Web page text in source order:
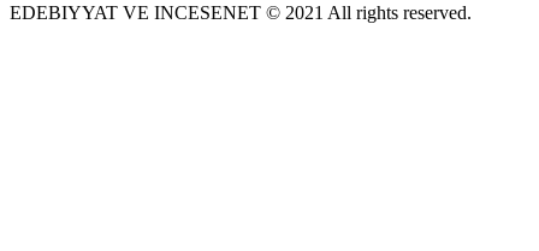
EDEBIYYAT VE INCESENET © 2021 All rights reserved.